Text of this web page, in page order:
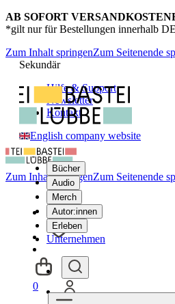
AB SOFORT
*gilt nur für Bestellungen innerhalb DE
Zum Inhalt springenZum Seitenende
Sekundär
Hilfe & Support
Newsletter
Kontakt
English company website
Bücher
Audio
Merch
Autor:innen
Erleben
Unternehmen
Zum Inhalt springenZum Seitenende
0